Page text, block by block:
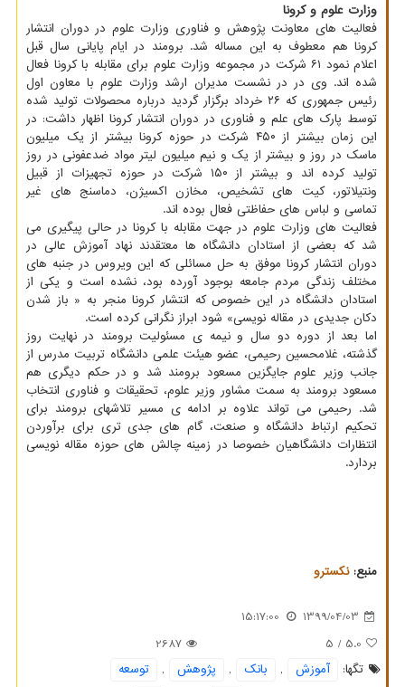
وزارت علوم و کرونا
فعالیت های معاونت پژوهش و فناوری وزارت علوم در دوران انتشار
کرونا هم معطوف به این مساله شد. برومند در ایام پایانی سال قبل
اعلام نمود ۶۱ شرکت در مجموعه وزارت علوم برای مقابله با کرونا فعال
شده اند. وی در در نشست مدیران ارشد وزارت علوم با معاون اول
رئیس جمهوری که ۲۶ خرداد برگزار گردید درباره محصولات تولید شده
توسط پارک های علم و فناوری در دوران انتشار کرونا اظهار داشت: در
این زمان بیشتر از ۴۵۰ شرکت در حوزه کرونا بیشتر از یک میلیون
ماسک در روز و بیشتر از یک و نیم میلیون لیتر مواد ضدعفونی در روز
تولید کرده اند و بیشتر از ۱۵۰ شرکت در حوزه تجهیزات از قبیل
ونتیلاتور، کیت های تشخیص، مخازن اکسیژن، دماسنج های غیر
تماسی و لباس های حفاظتی فعال بوده اند.
فعالیت های وزارت علوم در جهت مقابله با کرونا در حالی پیگیری می
شد که بعضی از استادان دانشگاه ها معتقدند نهاد آموزش عالی در
دوران انتشار کرونا موفق به حل مسائلی که این ویروس در جنبه های
مختلف زندگی مردم جامعه بوجود آورده بود، نشده است و یکی از
استادان دانشگاه در این خصوص که انتشار کرونا منجر به « باز شدن
دکان جدیدی در مقاله نویسی» شود ابراز نگرانی کرده است.
اما بعد از دوره دو سال و نیمه ی مسئولیت برومند در نهایت روز
گذشته، غلامحسین رحیمی، عضو هیئت علمی دانشگاه تربیت مدرس از
جانب وزیر علوم جایگزین مسعود برومند شد و در حکم دیگری هم
مسعود برومند به سمت مشاور وزیر علوم، تحقیقات و فناوری انتخاب
شد. رحیمی می تواند علاوه بر ادامه ی مسیر تلاشهای برومند برای
تحکیم ارتباط دانشگاه و صنعت، گام های جدی تری برای برآوردن
انتظارات دانشگاهیان خصوصا در زمینه چالش های حوزه مقاله نویسی
بردارد.
منبع:نكسترو
1399/04/03
15:17:00
5.0
/ 5
2687
تگها:
آموزش , بانك , پژوهش ,
توسعه